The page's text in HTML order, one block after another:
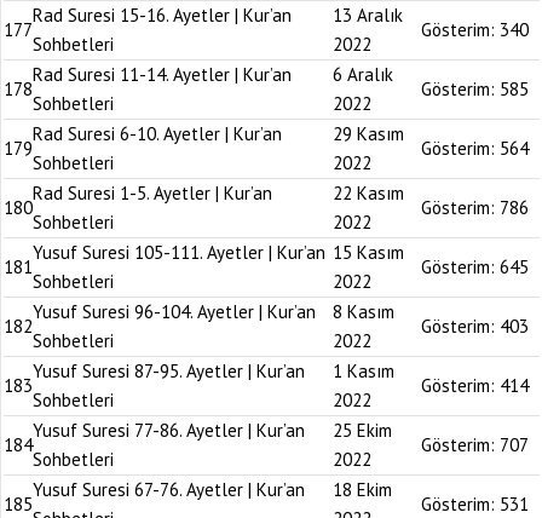
177
Rad Suresi 15-16. Ayetler | Kur’an
Sohbetleri
13 Aralık
2022
Gösterim: 340
178
Rad Suresi 11-14. Ayetler | Kur’an
Sohbetleri
6 Aralık
2022
Gösterim: 585
179
Rad Suresi 6-10. Ayetler | Kur’an
Sohbetleri
29 Kasım
2022
Gösterim: 564
180
Rad Suresi 1-5. Ayetler | Kur’an
Sohbetleri
22 Kasım
2022
Gösterim: 786
181
Yusuf Suresi 105-111. Ayetler | Kur’an
Sohbetleri
15 Kasım
2022
Gösterim: 645
182
Yusuf Suresi 96-104. Ayetler | Kur’an
Sohbetleri
8 Kasım
2022
Gösterim: 403
183
Yusuf Suresi 87-95. Ayetler | Kur’an
Sohbetleri
1 Kasım
2022
Gösterim: 414
184
Yusuf Suresi 77-86. Ayetler | Kur’an
Sohbetleri
25 Ekim
2022
Gösterim: 707
185
Yusuf Suresi 67-76. Ayetler | Kur’an
18 Ekim
Gösterim: 531